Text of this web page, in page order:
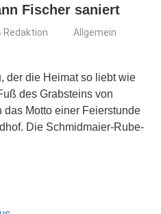
Fischer saniert
Redaktion Allgemein
der die Heimat so liebt wie
des Grabsteins von
das Motto einer Feierstunde
Die Schmidmaier-Rube-